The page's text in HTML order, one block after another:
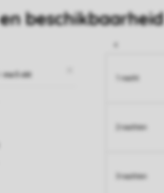
beschikbaarheid
1 nacht
2 nachten
3 nachten